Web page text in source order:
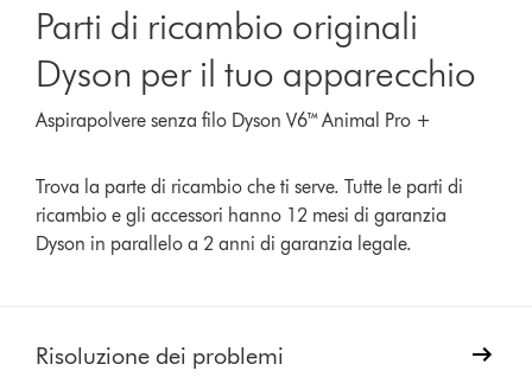
Parti di ricambio originali
Dyson per il tuo apparecchio
Aspirapolvere senza filo Dyson V6™ Animal Pro +
Trova la parte di ricambio che ti serve. Tutte le parti di
ricambio e gli accessori hanno 12 mesi di garanzia
Dyson in parallelo a 2 anni di garanzia legale.
Risoluzione dei problemi